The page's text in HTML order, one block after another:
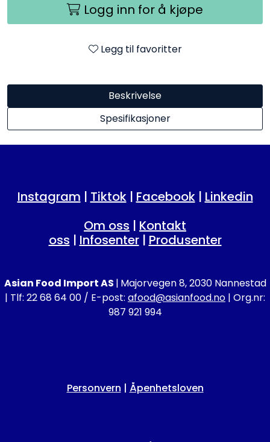
Logg inn for å kjøpe
Legg til favoritter
Beskrivelse
Spesifikasjoner
Instagram | Tiktok| Facebook| Linkedin
Om oss | Kontakt
oss | Infosenter| Produsenter
Asian Food Import AS | Majorvegen 8, 2030 Nannestad
| Tlf: 22 68 64 00 / E-post: afood@asianfood.no | Org.nr:
987 921 994
Personvern | Åpenhetsloven